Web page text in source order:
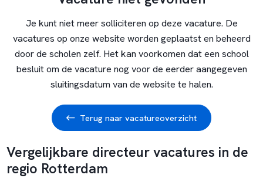
Je kunt niet meer solliciteren op deze vacature. De
vacatures op onze website worden geplaatst en beheerd
door de scholen zelf. Het kan voorkomen dat een school
besluit om de vacature nog voor de eerder aangegeven
sluitingsdatum van de website te halen.
Terug naar vacatureoverzicht
Vergelijkbare directeur vacatures in de
regio Rotterdam